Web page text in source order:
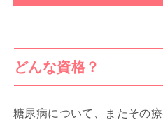
どんな資格？
糖尿病について、またその